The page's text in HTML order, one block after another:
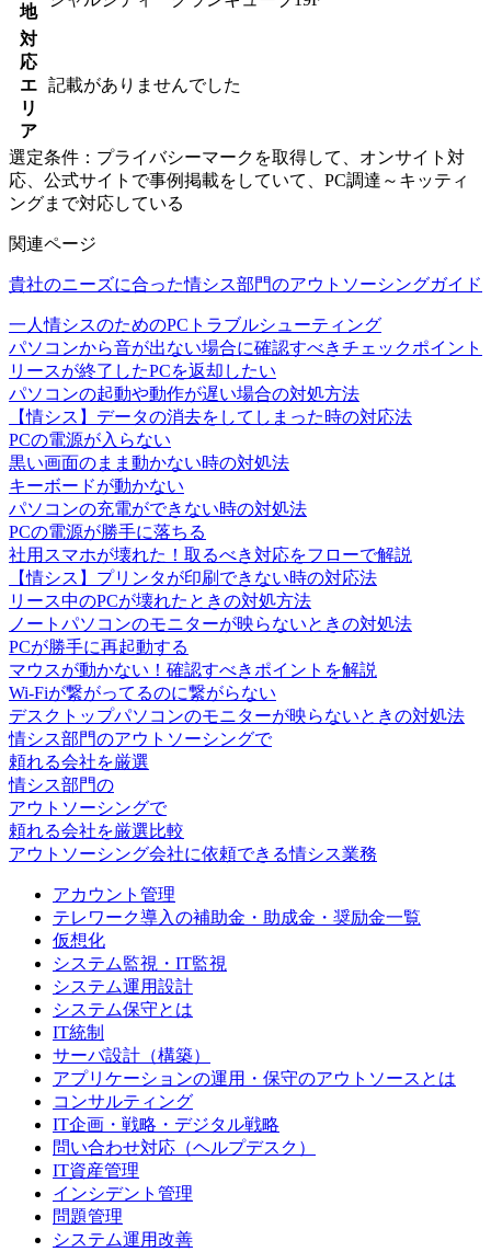
地
対
応
エ
リ
ア
記載がありませんでした
選定条件：プライバシーマークを取得して、オンサイト対
応、公式サイトで事例掲載をしていて、PC調達～キッティ
ングまで対応している
関連ページ
貴社のニーズに合った情シス部門のアウトソーシングガイド
一人情シスのためのPCトラブルシューティング
パソコンから音が出ない場合に確認すべきチェックポイント
リースが終了したPCを返却したい
パソコンの起動や動作が遅い場合の対処方法
【情シス】データの消去をしてしまった時の対応法
PCの電源が入らない
黒い画面のまま動かない時の対処法
キーボードが動かない
パソコンの充電ができない時の対処法
PCの電源が勝手に落ちる
社用スマホが壊れた！取るべき対応をフローで解説
【情シス】プリンタが印刷できない時の対応法
リース中のPCが壊れたときの対処方法
ノートパソコンのモニターが映らないときの対処法
PCが勝手に再起動する
マウスが動かない！確認すべきポイントを解説
Wi-Fiが繋がってるのに繋がらない
デスクトップパソコンのモニターが映らないときの対処法
情シス部門のアウトソーシングで
頼れる会社を厳選
情シス部門の
アウトソーシングで
頼れる会社を厳選比較
アウトソーシング会社に依頼できる情シス業務
アカウント管理
テレワーク導入の補助金・助成金・奨励金一覧
仮想化
システム監視・IT監視
システム運用設計
システム保守とは
IT統制
サーバ設計（構築）
アプリケーションの運用・保守のアウトソースとは
コンサルティング
IT企画・戦略・デジタル戦略
問い合わせ対応（ヘルプデスク）
IT資産管理
インシデント管理
問題管理
システム運用改善